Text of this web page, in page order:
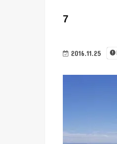
2016.11.25
7